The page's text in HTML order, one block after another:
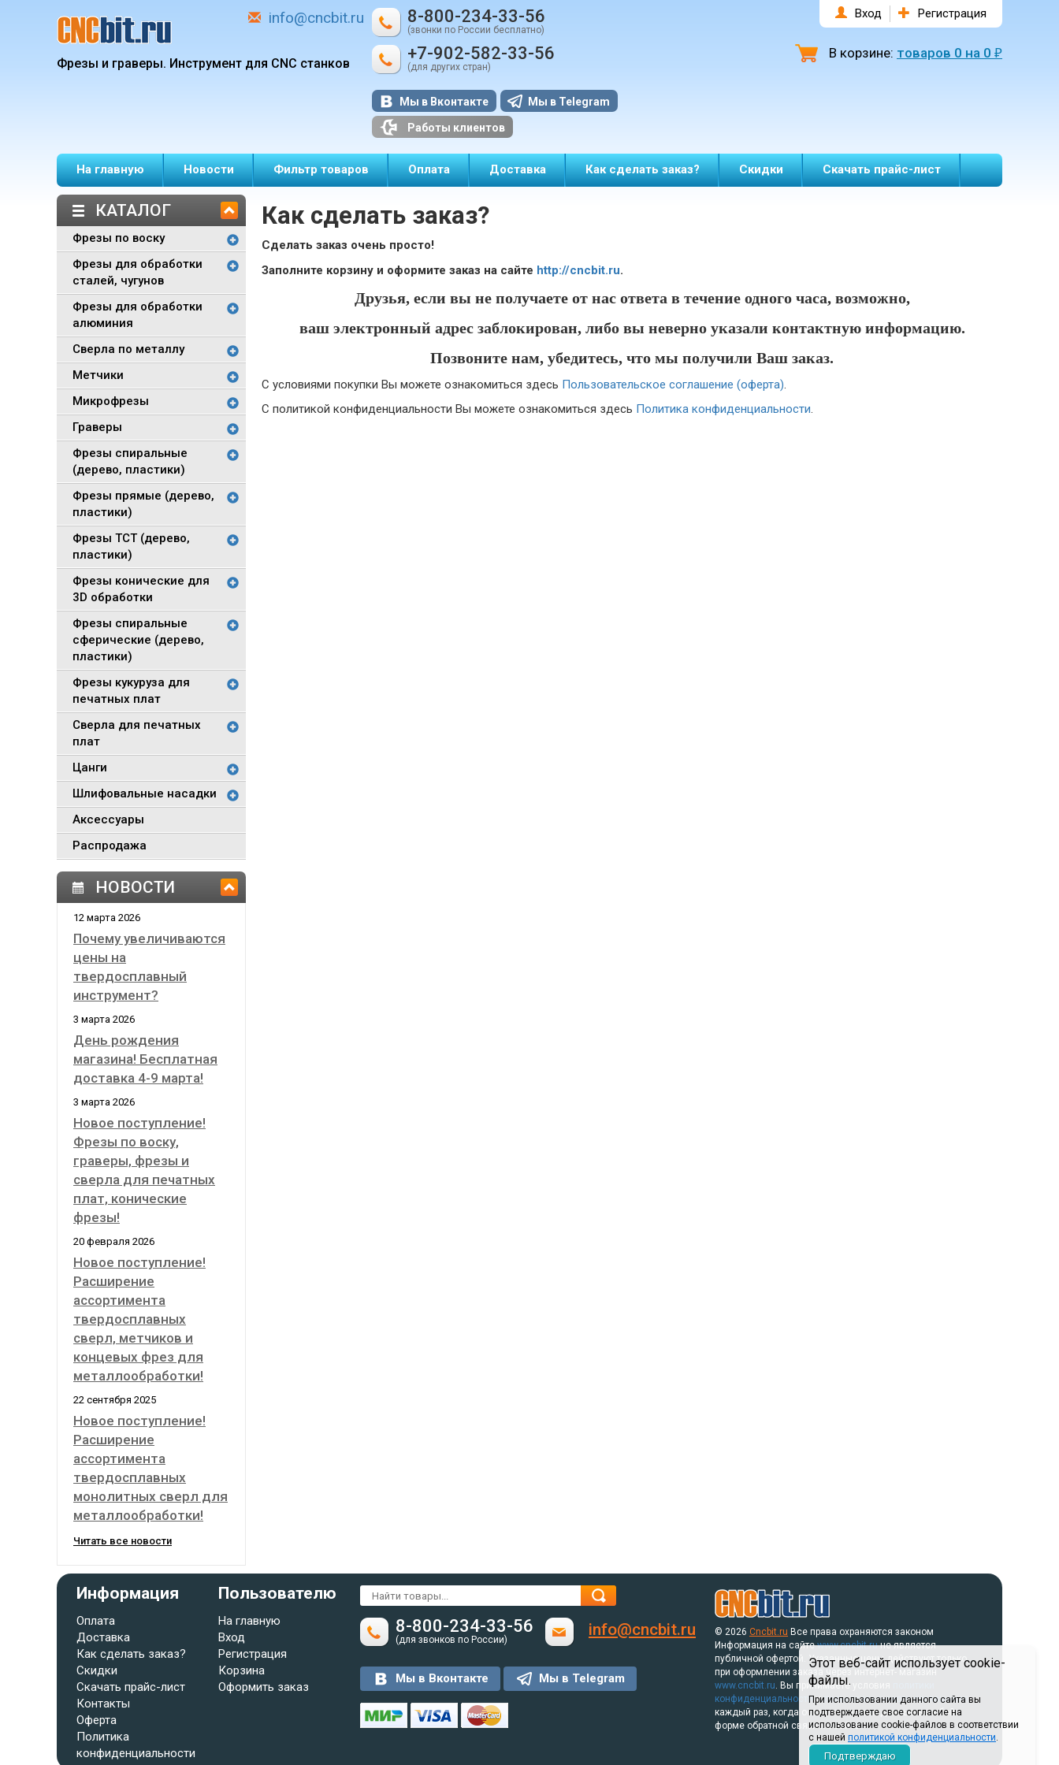
Этот веб-сайт использует cookie-
файлы.
При использовании данного сайта вы
подтверждаете свое согласие на
использование cookie-файлов в соответствии
с нашей политикой конфиденциальности.
Подтверждаю
info@cncbit.ru
Фрезы и граверы. Инструмент для CNC станков
8-800-234-33-56
(звонки по России бесплатно)
+7-902-582-33-56
(для других стран)
Мы в Вконтакте Мы в Telegram
Работы клиентов
Вход Регистрация
В корзине: товаров 0 на 0 ₽
На главную Новости Фильтр товаров Оплата Доставка Как сделать заказ? Скидки Скачать прайс-лист
КАТАЛОГ
Фрезы по воску
Фрезы для обработки
сталей, чугунов
Фрезы для обработки
алюминия
Сверла по металлу
Метчики
Микрофрезы
Граверы
Фрезы спиральные
(дерево, пластики)
Фрезы прямые (дерево,
пластики)
Фрезы TCT (дерево,
пластики)
Фрезы конические для
3D обработки
Фрезы спиральные
сферические (дерево,
пластики)
Фрезы кукуруза для
печатных плат
Сверла для печатных
плат
Цанги
Шлифовальные насадки
Аксессуары
Распродажа
НОВОСТИ
12 марта 2026
Почему увеличиваются
цены на
твердосплавный
инструмент?
3 марта 2026
День рождения
магазина! Бесплатная
доставка 4-9 марта!
3 марта 2026
Новое поступление!
Фрезы по воску,
граверы, фрезы и
сверла для печатных
плат, конические
фрезы!
20 февраля 2026
Новое поступление!
Расширение
ассортимента
твердосплавных
сверл, метчиков и
концевых фрез для
металлообработки!
22 сентября 2025
Новое поступление!
Расширение
ассортимента
твердосплавных
монолитных сверл для
металлообработки!
Читать все новости
Как сделать заказ?
Сделать заказ очень просто!
Заполните корзину и оформите заказ на сайте http://cncbit.ru.
Друзья, если вы не получаете от нас ответа в течение одного часа, возможно,
ваш электронный адрес заблокирован, либо вы неверно указали контактную информацию.
Позвоните нам, убедитесь, что мы получили Ваш заказ.
С условиями покупки Вы можете ознакомиться здесь Пользовательское соглашение (оферта).
С политикой конфиденциальности Вы можете ознакомиться здесь Политика конфиденциальности.
Информация
Оплата
Доставка
Как сделать заказ?
Скидки
Скачать прайс-лист
Контакты
Оферта
Политика
конфиденциальности
Пользователю
На главную
Вход
Регистрация
Корзина
Оформить заказ
8-800-234-33-56
(для звонков по России)
info@cncbit.ru
Мы в Вконтакте Мы в Telegram
© 2026 Cncbit.ru Все права охраняются законом
Информация на сайтеwww.cncbit.ruне является
публичной офертой. Указанные цены действуют только
при оформлении заказа через интернет- магазин
www.cncbit.ru. Вы принимаете условия
конфиденциальностиипользовательского соглашения
каждый раз, когда оставляете свои данные в любой
форме обратной связи на сайте.